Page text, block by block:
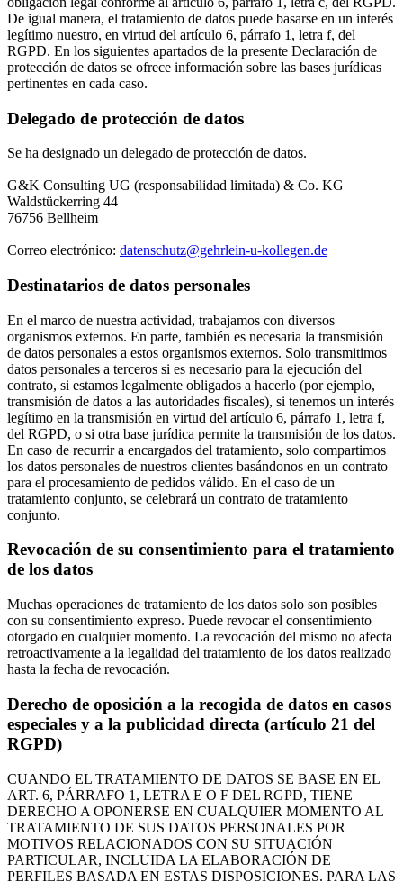
De igual manera, el tratamiento de datos puede basarse en un interés
legítimo nuestro, en virtud del artículo 6, párrafo 1, letra f, del
RGPD. En los siguientes apartados de la presente Declaración de
protección de datos se ofrece información sobre las bases jurídicas
pertinentes en cada caso.
Delegado de protección de datos
Se ha designado un delegado de protección de datos.
G&K Consulting UG (responsabilidad limitada) & Co. KG
Waldstückerring 44
76756 Bellheim
Correo electrónico: datenschutz@gehrlein-u-kollegen.de
Destinatarios de datos personales
En el marco de nuestra actividad, trabajamos con diversos
organismos externos. En parte, también es necesaria la transmisión
de datos personales a estos organismos externos. Solo transmitimos
datos personales a terceros si es necesario para la ejecución del
contrato, si estamos legalmente obligados a hacerlo (por ejemplo,
transmisión de datos a las autoridades fiscales), si tenemos un interés
legítimo en la transmisión en virtud del artículo 6, párrafo 1, letra f,
del RGPD, o si otra base jurídica permite la transmisión de los datos.
En caso de recurrir a encargados del tratamiento, solo compartimos
los datos personales de nuestros clientes basándonos en un contrato
para el procesamiento de pedidos válido. En el caso de un
tratamiento conjunto, se celebrará un contrato de tratamiento
conjunto.
Revocación de su consentimiento para el tratamiento
de los datos
Muchas operaciones de tratamiento de los datos solo son posibles
con su consentimiento expreso. Puede revocar el consentimiento
otorgado en cualquier momento. La revocación del mismo no afecta
retroactivamente a la legalidad del tratamiento de los datos realizado
hasta la fecha de revocación.
Derecho de oposición a la recogida de datos en casos
especiales y a la publicidad directa (artículo 21 del
RGPD)
CUANDO EL TRATAMIENTO DE DATOS SE BASE EN EL
ART. 6, PÁRRAFO 1, LETRA E O F DEL RGPD, TIENE
DERECHO A OPONERSE EN CUALQUIER MOMENTO AL
TRATAMIENTO DE SUS DATOS PERSONALES POR
MOTIVOS RELACIONADOS CON SU SITUACIÓN
PARTICULAR, INCLUIDA LA ELABORACIÓN DE
PERFILES BASADA EN ESTAS DISPOSICIONES. PARA LAS